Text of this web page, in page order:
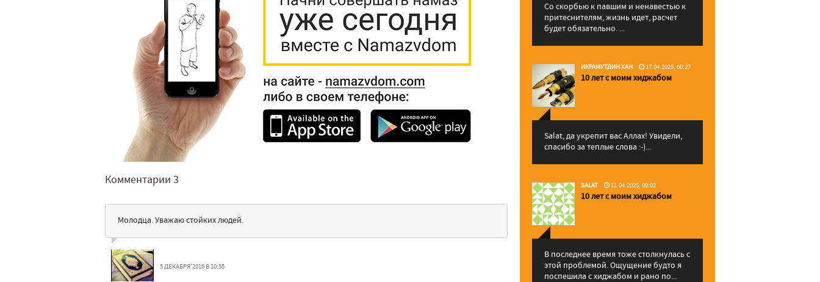
Комментарии 3
Молодца. Уважаю стойких людей.
5 ДЕКАБРЯ'2016 В 10:55
Со скорбью к павшим и ненавестью к
притеснителям, жизнь идет, расчет
будет обязательно. ...
ИКРАМУТДИН ХАН 17.04.2025, 00:27
10 лет с моим хиджабом
Salat, да укрепит вас Аллаx! Увидели,
спасибо за теплые слова :-)...
SALAT 11.04.2025, 09:02
10 лет с моим хиджабом
В последнее время тоже столкнулась с
этой проблемой. Ощущение будто я
поспешила с хиджабом и рано по...